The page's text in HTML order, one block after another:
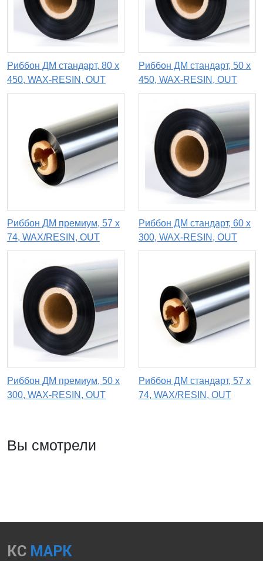
Риббон ДМ стандарт, 80 х
450, WAX-RESIN, OUT
Риббон ДМ стандарт, 50 х
450, WAX-RESIN, OUT
Риббон ДМ премиум, 57 х
74, WAX/RESIN, OUT
Риббон ДМ стандарт, 60 х
300, WAX-RESIN, OUT
Риббон ДМ премиум, 50 х
300, WAX-RESIN, OUT
Риббон ДМ стандарт, 57 х
74, WAX/RESIN, OUT
Вы смотрели
КС МАРК